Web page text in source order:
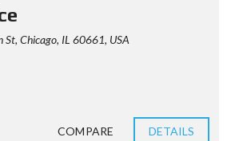
Chicago, IL 60661, USA
COMPARE DETAILS